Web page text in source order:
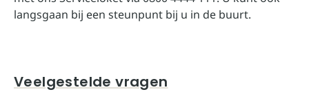
langsgaan bij een steunpunt bij u in de buurt.
Veelgestelde vragen